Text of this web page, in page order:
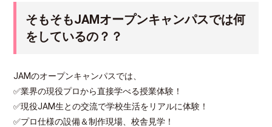
そもそもJAMオープンキャンパスでは何
をしているの？？
JAMのオープンキャンパスでは、
✅業界の現役プロから直接学べる授業体験！
✅現役JAM生との交流で学校生活をリアルに体験！
✅プロ仕様の設備＆制作現場、校舎見学！